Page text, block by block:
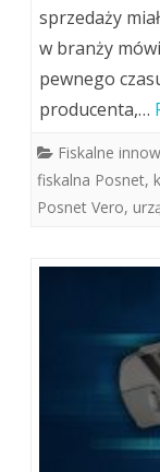
sprzedaży
w branży
pewnego
producenta,…
Fiskalne
fiskalna Posnet,
Posnet Vero,